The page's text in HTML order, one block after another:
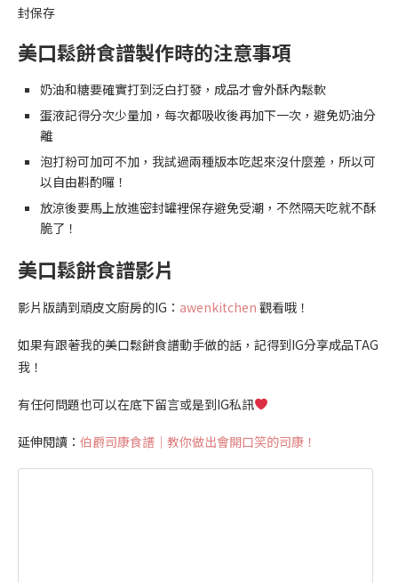
封保存
美口鬆餅食譜製作時的注意事項
奶油和糖要確實打到泛白打發，成品才會外酥內鬆軟
蛋液記得分次少量加，每次都吸收後再加下一次，避免奶油分
離
泡打粉可加可不加，我試過兩種版本吃起來沒什麼差，所以可
以自由斟酌囉！
放涼後要馬上放進密封罐裡保存避免受潮，不然隔天吃就不酥
脆了！
美口鬆餅食譜影片
影片版請到頑皮文廚房的IG： awenkitchen 觀看哦！
如果有跟著我的美口鬆餅食譜動手做的話，記得到IG分享成品TAG
我！
有任何問題也可以在底下留言或是到IG私訊
延伸閱讀： 伯爵司康食譜｜教你做出會開口笑的司康！